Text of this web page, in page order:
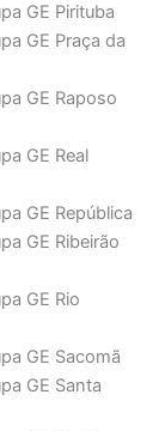
GE Pirituba
GE Praça da
GE Raposo
GE Real
GE República
GE Ribeirão
GE Rio
GE Sacomã
GE Santa